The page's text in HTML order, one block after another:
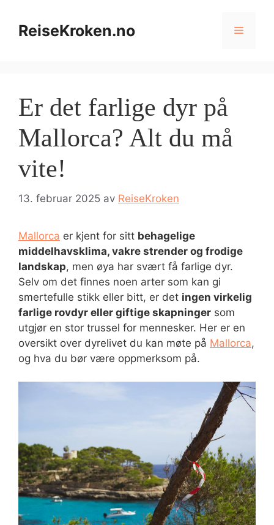
innholdReiseKroken.no Meny
Er det farlige dyr på
Mallorca? Alt du må
vite!
13. februar 2025 av ReiseKroken
Mallorca er kjent for sitt behagelige
middelhavsklima, vakre strender og frodige
landskap, men øya har svært få farlige dyr.
Selv om det finnes noen arter som kan gi
smertefulle stikk eller bitt, er det ingen virkelig
farlige rovdyr eller giftige skapninger som
utgjør en stor trussel for mennesker. Her er en
oversikt over dyrelivet du kan møte på Mallorca,
og hva du bør være oppmerksom på.